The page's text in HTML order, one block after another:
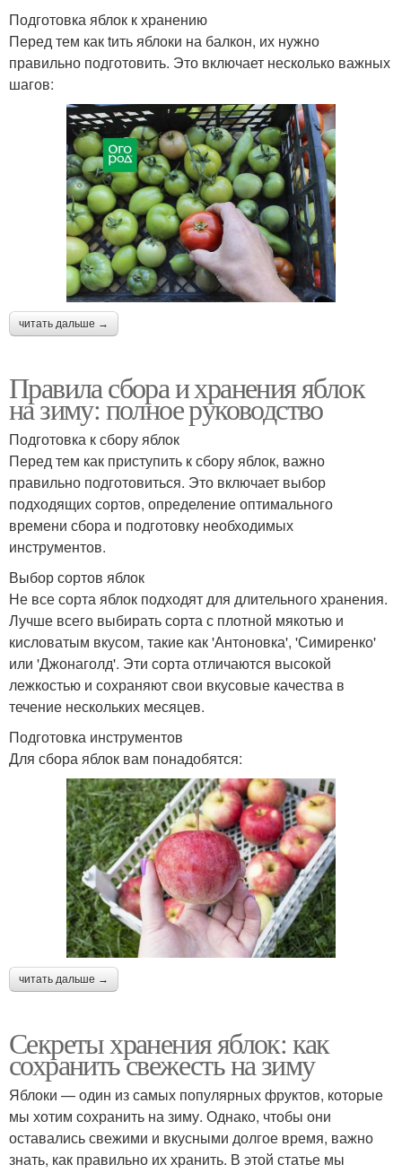
Подготовка яблок к хранению
Перед тем как tить яблоки на балкон, их нужно
правильно подготовить. Это включает несколько важных
шагов:
читать дальше →
Правила сбора и хранения яблок
на зиму: полное руководство
Подготовка к сбору яблок
Перед тем как приступить к сбору яблок, важно
правильно подготовиться. Это включает выбор
подходящих сортов, определение оптимального
времени сбора и подготовку необходимых
инструментов.
Выбор сортов яблок
Не все сорта яблок подходят для длительного хранения.
Лучше всего выбирать сорта с плотной мякотью и
кисловатым вкусом, такие как 'Антоновка', 'Симиренко'
или 'Джонаголд'. Эти сорта отличаются высокой
лежкостью и сохраняют свои вкусовые качества в
течение нескольких месяцев.
Подготовка инструментов
Для сбора яблок вам понадобятся:
читать дальше →
Секреты хранения яблок: как
сохранить свежесть на зиму
Яблоки — один из самых популярных фруктов, которые
мы хотим сохранить на зиму. Однако, чтобы они
оставались свежими и вкусными долгое время, важно
знать, как правильно их хранить. В этой статье мы